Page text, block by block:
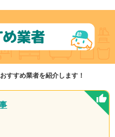
すすめ業者を紹介します！